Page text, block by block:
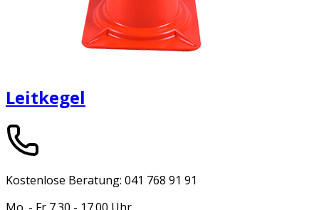
Leitkegel
Kostenlose Beratung: 041 768 91 91